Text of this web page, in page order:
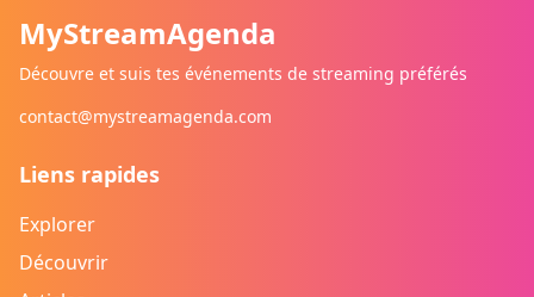
MyStreamAgenda
Découvre et suis tes événements de streaming préférés
contact@mystreamagenda.com
Liens rapides
Explorer
Découvrir